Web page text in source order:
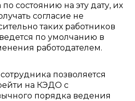
по состоянию на эту дату, их
согласие не
таких работников
по умолчанию в
работодателем.
позволяется
на КЭДО с
порядка ведения